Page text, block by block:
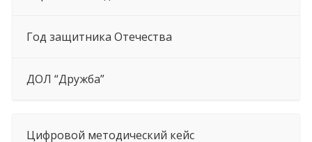
Год защитника Отечества
ДОЛ “Дружба”
Цифровой методический кейс